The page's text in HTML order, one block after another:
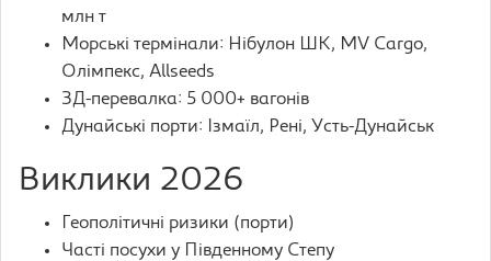
млн т
Морські термінали: Нібулон ШК, MV Cargo,
Олімпекс, Allseeds
ЗД-перевалка: 5 000+ вагонів
Дунайські порти: Ізмаїл, Рені, Усть-Дунайськ
Виклики 2026
Геополітичні ризики (порти)
Часті посухи у Південному Степу